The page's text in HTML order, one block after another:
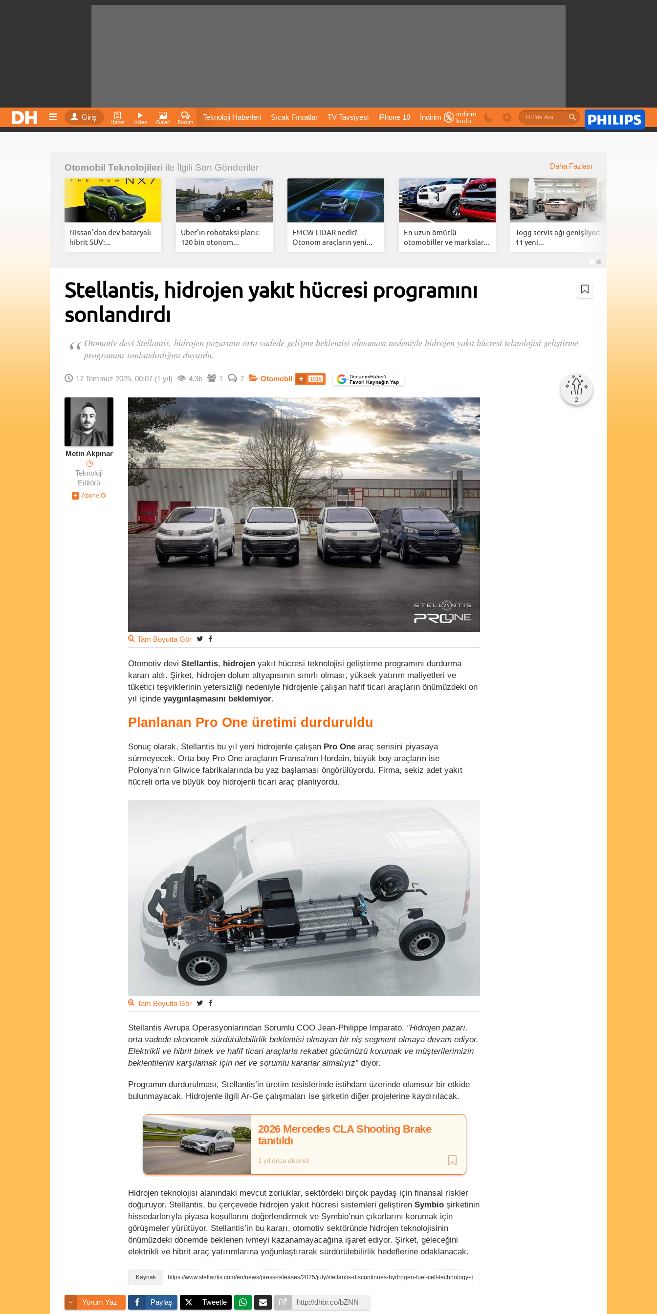
Giriş
Haber Video Galeri Forum
Teknoloji Haberleri Sıcak Fırsatlar TV Tavsiyesi iPhone 18 İndirim
Fiyatları Vizyondaki
İnstagram Dondurma İnstagram Çöktü Mü
indirim
kodu
Otomobil Teknolojileri ile İlgili Son Gönderiler Daha Fazlası
Nissan'dan dev bataryalı
hibrit SUV:...
Uber’ın robotaksi planı:
120 bin otonom...
FMCW LiDAR nedir?
Otonom araçların yeni...
En uzun ömürlü
otomobiller ve markalar...
Togg servis ağı genişliyor:
11 yeni...
Stellantis, hidrojen yakıt hücresi programını
sonlandırdı
Otomotiv devi Stellantis, hidrojen pazarının orta vadede gelişme beklentisi olmaması nedeniyle hidrojen yakıt hücresi teknolojisi geliştirme
programını sonlandırdığını duyurdu.
17 Temmuz 2025, 00:07 (1 yıl) 4,3b 1 7 Otomobil 1816 +DonanımHaber’i
Favori Kaynağın Yap
2
Metin Akpınar
?
Teknoloji
Editörü
Tam Boyutta Gör
Otomotiv devi Stellantis, hidrojen yakıt hücresi teknolojisi geliştirme programını durdurma
kararı aldı. Şirket, hidrojen dolum altyapısının sınırlı olması, yüksek yatırım maliyetleri ve
tüketici teşviklerinin yetersizliği nedeniyle hidrojenle çalışan hafif ticari araçların önümüzdeki on
yıl içinde yaygınlaşmasını beklemiyor.
Planlanan Pro One üretimi durduruldu
Sonuç olarak, Stellantis bu yıl yeni hidrojenle çalışan Pro One araç serisini piyasaya
sürmeyecek. Orta boy Pro One araçların Fransa’nın Hordain, büyük boy araçların ise
Polonya’nın Gliwice fabrikalarında bu yaz başlaması öngörülüyordu. Firma, sekiz adet yakıt
hücreli orta ve büyük boy hidrojenli ticari araç planlıyordu.
Tam Boyutta Gör
Stellantis Avrupa Operasyonlarından Sorumlu COO Jean-Philippe Imparato, “Hidrojen pazarı,
orta vadede ekonomik sürdürülebilirlik beklentisi olmayan bir niş segment olmaya devam ediyor.
Elektrikli ve hibrit binek ve hafif ticari araçlarla rekabet gücümüzü korumak ve müşterilerimizin
beklentilerini karşılamak için net ve sorumlu kararlar almalıyız”diyor.
Programın durdurulması, Stellantis’in üretim tesislerinde istihdam üzerinde olumsuz bir etkide
bulunmayacak. Hidrojenle ilgili Ar-Ge çalışmaları ise şirketin diğer projelerine kaydırılacak.
2026 Mercedes CLA Shooting Brake
tanıtıldı
1 yıl önce eklendi
Hidrojen teknolojisi alanındaki mevcut zorluklar, sektördeki birçok paydaş için finansal riskler
doğuruyor. Stellantis, bu çerçevede hidrojen yakıt hücresi sistemleri geliştiren Symbio şirketinin
hissedarlarıyla piyasa koşullarını değerlendirmek ve Symbio’nun çıkarlarını korumak için
görüşmeler yürütüyor. Stellantis’in bu kararı, otomotiv sektöründe hidrojen teknolojisinin
önümüzdeki dönemde beklenen ivmeyi kazanamayacağına işaret ediyor. Şirket, geleceğini
elektrikli ve hibrit araç yatırımlarına yoğunlaştırarak sürdürülebilirlik hedeflerine odaklanacak.
https://www.stellantis.com/en/news/press-releases/2025/july/stellantis-discontinues-hydrogen-fuel-cell-technology-development-program
Yorum Yaz Paylaş Tweetle